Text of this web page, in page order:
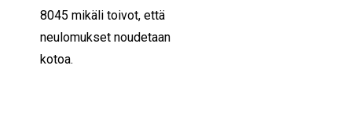
8045 mikäli toivot, että
neulomukset noudetaan
kotoa.